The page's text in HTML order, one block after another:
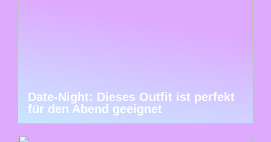
Date-Night: Dieses Outfit ist perfekt
für den Abend geeignet